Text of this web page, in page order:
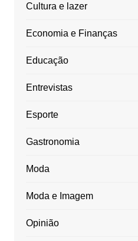
Cultura e lazer
Economia e Finanças
Educação
Entrevistas
Esporte
Gastronomia
Moda
Moda e Imagem
Opinião